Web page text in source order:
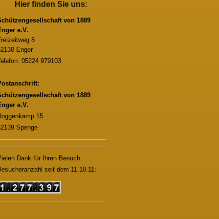
Hier finden Sie uns:
von 1889
e.V.
8
Enger
05224 979103
von 1889
e.V.
15
Spenge
Dank für Ihren Besuch.
seit dem 11.10.11: